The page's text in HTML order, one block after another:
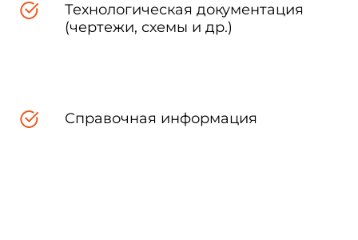
толщине в миллиметрах и
Технологическая документация
(чертежи, схемы и др.)
Справочная информация